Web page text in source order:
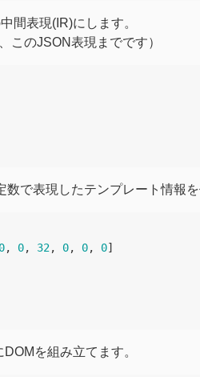
間表現(IR)にします。
このJSON表現までです）
で表現したテンプレート情報を
0, 0, 32, 0, 0, 0]
を組み立てます。